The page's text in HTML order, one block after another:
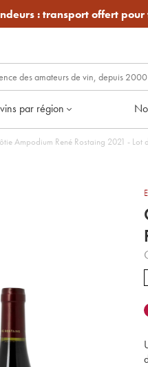
:transport offert pour
par région
Côte-Rôtie Ampodium